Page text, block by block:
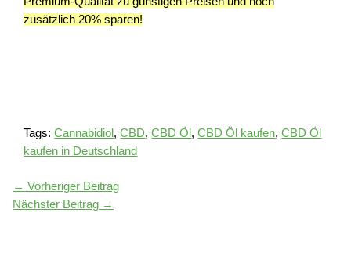
zusätzlich 20% sparen!
Tags:Cannabidiol ,CBD,CBD Öl ,CBD Öl kaufen,CBD Öl
kaufen in Deutschland
← Vorheriger Beitrag
Nächster Beitrag →